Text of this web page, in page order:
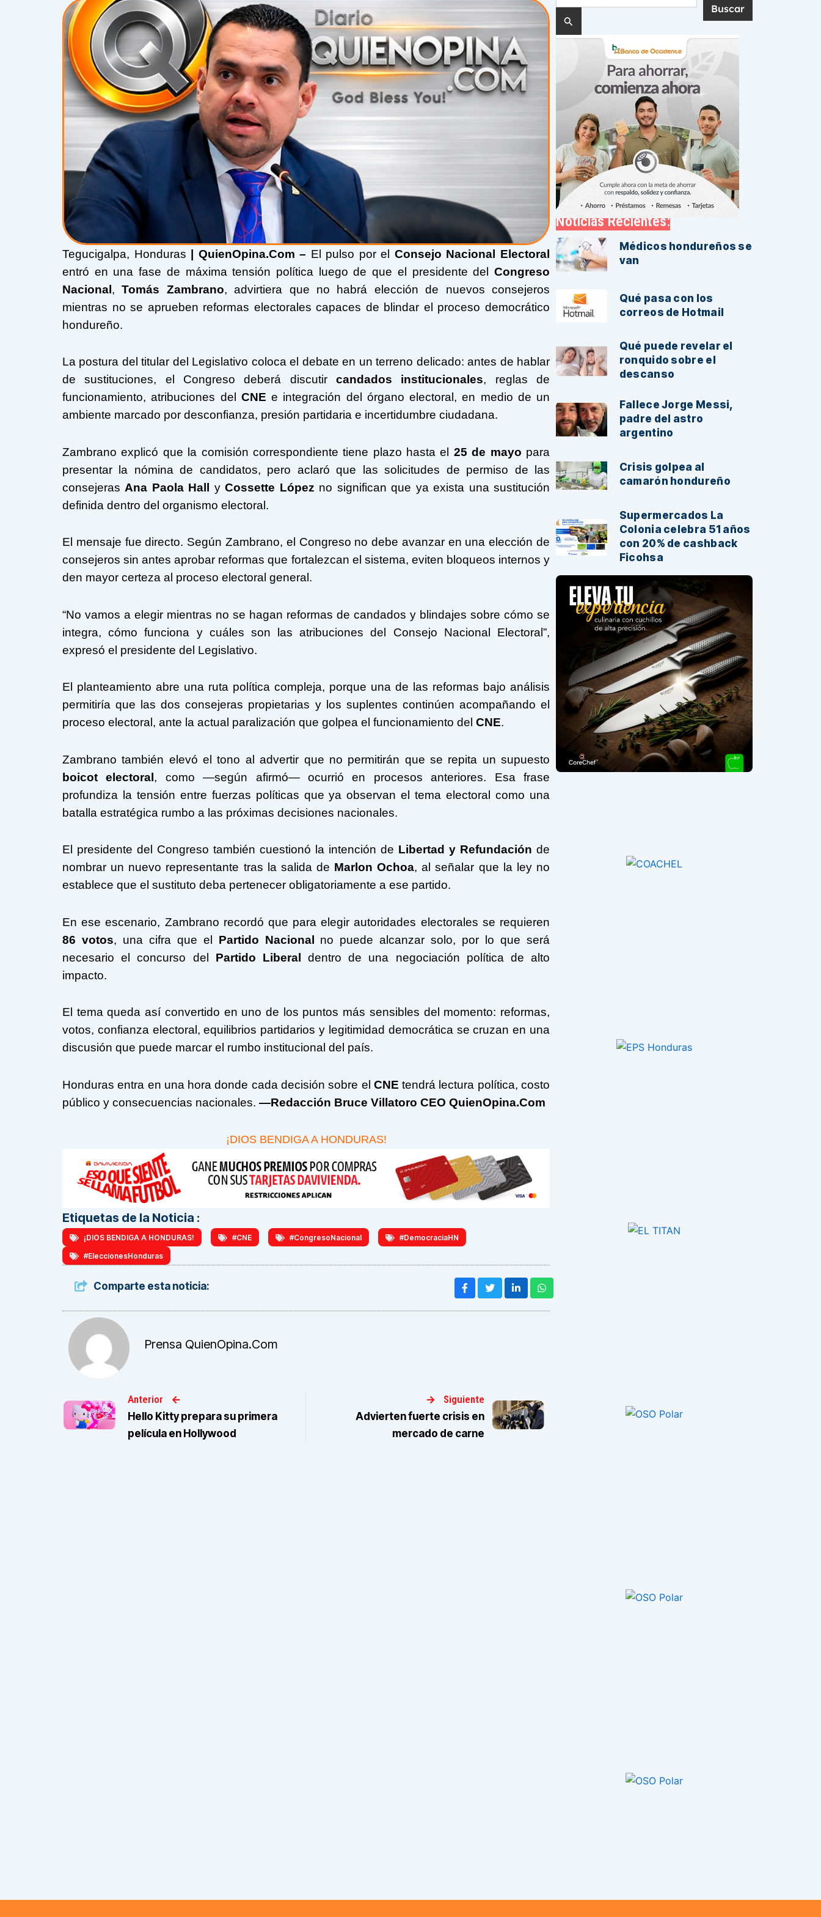
Tegucigalpa, Honduras | QuienOpina.Com – El pulso por el Consejo Nacional Electoral
entró en una fase de máxima tensión política luego de que el presidente del Congreso
Nacional,Tomás Zambrano, advirtiera que no habrá elección de nuevos consejeros
mientras no se aprueben reformas electorales capaces de blindar el proceso democrático
hondureño.
La postura del titular del Legislativo coloca el debate en un terreno delicado: antes de hablar
de sustituciones, el Congreso deberá discutir candados institucionales, reglas de
funcionamiento, atribuciones del CNE e integración del órgano electoral, en medio de un
ambiente marcado por desconfianza, presión partidaria e incertidumbre ciudadana.
Zambrano explicó que la comisión correspondiente tiene plazo hasta el 25 de mayo para
presentar la nómina de candidatos, pero aclaró que las solicitudes de permiso de las
consejeras Ana Paola Hall yCossette López no significan que ya exista una sustitución
definida dentro del organismo electoral.
El mensaje fue directo. Según Zambrano, el Congreso no debe avanzar en una elección de
consejeros sin antes aprobar reformas que fortalezcan el sistema, eviten bloqueos internos y
den mayor certeza al proceso electoral general.
“No vamos a elegir mientras no se hagan reformas de candados y blindajes sobre cómo se
integra, cómo funciona y cuáles son las atribuciones del Consejo Nacional Electoral”,
expresó el presidente del Legislativo.
El planteamiento abre una ruta política compleja, porque una de las reformas bajo análisis
permitiría que las dos consejeras propietarias y los suplentes continúen acompañando el
proceso electoral, ante la actual paralización que golpea el funcionamiento del CNE.
Zambrano también elevó el tono al advertir que no permitirán que se repita un supuesto
boicot electoral, como —según afirmó— ocurrió en procesos anteriores. Esa frase
profundiza la tensión entre fuerzas políticas que ya observan el tema electoral como una
batalla estratégica rumbo a las próximas decisiones nacionales.
El presidente del Congreso también cuestionó la intención de Libertad y Refundación de
nombrar un nuevo representante tras la salida de Marlon Ochoa, al señalar que la ley no
establece que el sustituto deba pertenecer obligatoriamente a ese partido.
En ese escenario, Zambrano recordó que para elegir autoridades electorales se requieren
86 votos, una cifra que el Partido Nacional no puede alcanzar solo, por lo que será
necesario el concurso del Partido Liberal dentro de una negociación política de alto
impacto.
El tema queda así convertido en uno de los puntos más sensibles del momento: reformas,
votos, confianza electoral, equilibrios partidarios y legitimidad democrática se cruzan en una
discusión que puede marcar el rumbo institucional del país.
Honduras entra en una hora donde cada decisión sobre el CNE tendrá lectura política, costo
público y consecuencias nacionales. —Redacción Bruce Villatoro CEO QuienOpina.Com
¡DIOS BENDIGA A HONDURAS!
Etiquetas de la Noticia :
¡DIOS BENDIGA A HONDURAS! #CNE #CongresoNacional
#DemocraciaHN
#EleccionesHonduras
Comparte esta noticia:
Prensa QuienOpina.com
Anterior
Hello Kitty prepara su primera
película en Hollywood
Siguiente
Advierten fuerte crisis en
mercado de carne
Noticias Recientes:
Médicos hondureños se
van
Qué pasa con los
correos de Hotmail
Qué puede revelar el
ronquido sobre el
descanso
Fallece Jorge Messi,
padre del astro
argentino
Crisis golpea al
camarón hondureño
Supermercados La
Colonia celebra 51 años
con 20% de cashback
Ficohsa